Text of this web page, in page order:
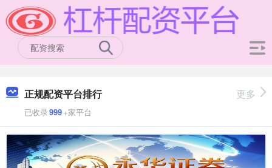
正规配资平台排行
已收录999+家平台
更多